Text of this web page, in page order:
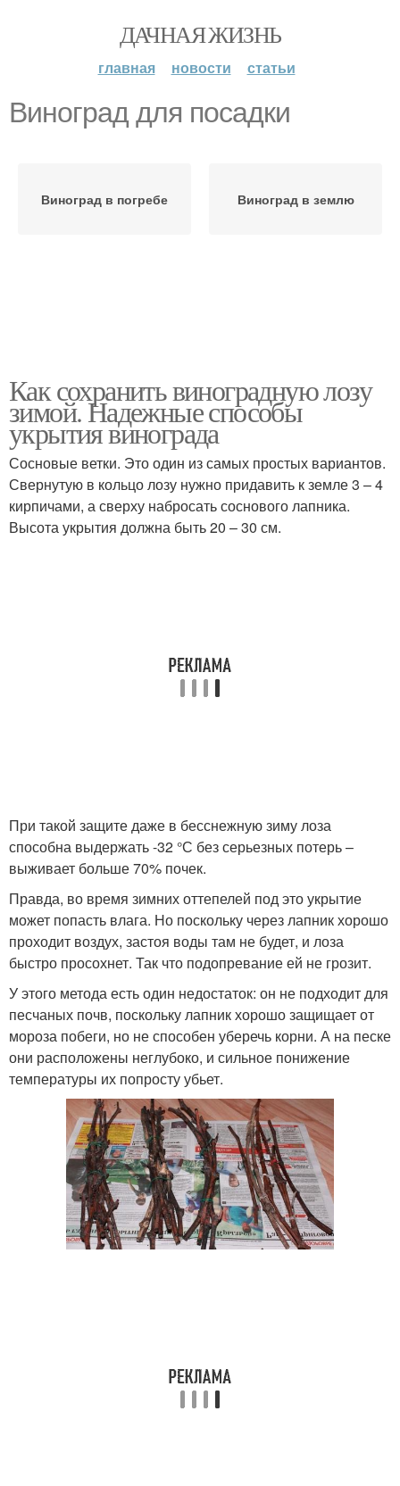
ДАЧНАЯ ЖИЗНЬ
главная новости статьи
Виноград для посадки
Виноград в погребе Виноград в землю
Как сохранить виноградную лозу
зимой. Надежные способы
укрытия винограда
Сосновые ветки. Это один из самых простых вариантов.
Свернутую в кольцо лозу нужно придавить к земле 3 – 4
кирпичами, а сверху набросать соснового лапника.
Высота укрытия должна быть 20 – 30 см.
При такой защите даже в бесснежную зиму лоза
способна выдержать -32 °С без серьезных потерь –
выживает больше 70% почек.
Правда, во время зимних оттепелей под это укрытие
может попасть влага. Но поскольку через лапник хорошо
проходит воздух, застоя воды там не будет, и лоза
быстро просохнет. Так что подопревание ей не грозит.
У этого метода есть один недостаток: он не подходит для
песчаных почв, поскольку лапник хорошо защищает от
мороза побеги, но не способен уберечь корни. А на песке
они расположены неглубоко, и сильное понижение
температуры их попросту убьет.